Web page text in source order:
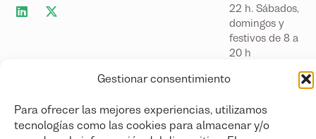
Gestionar consentimiento
Para ofrecer las mejores experiencias, utilizamos
tecnologías como las cookies para almacenar y/o
22 h. Sábados,
domingos y
festivos de 8 a
20 h
Lunes a
viernes
laborables de